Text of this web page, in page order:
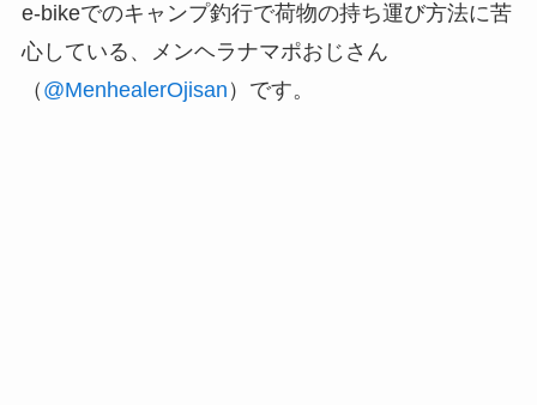
e-bikeでのキャンプ釣行で荷物の持ち運び方法に苦
心している、メンヘラナマポおじさん
（ @MenhealerOjisan ）です。